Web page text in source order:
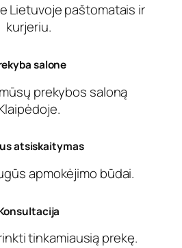
Lietuvoje paštomatais ir
kurjeriu.
salone
prekybos saloną
atsiskaitymas
apmokėjimo būdai.
tinkamiausią prekę.